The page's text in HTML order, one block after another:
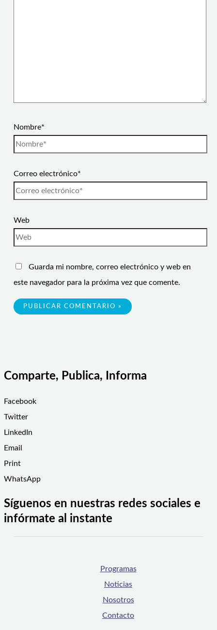
Nombre*
Correo electrónico*
Web
Guarda mi nombre, correo electrónico y web en
este navegador para la próxima vez que comente.
Comparte, Publica, Informa
Facebook
Twitter
LinkedIn
Email
Print
WhatsApp
Síguenos en nuestras redes sociales e
infórmate al instante
Programas
Noticias
Nosotros
Contacto